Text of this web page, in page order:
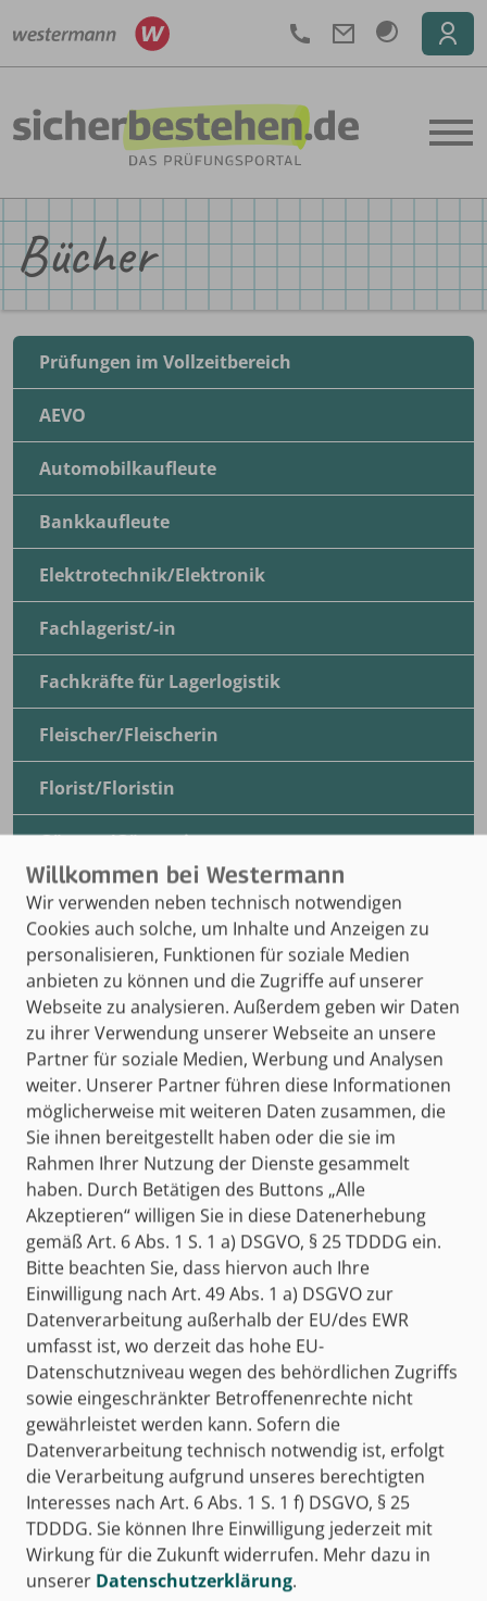
Telefon
Bücher
Prüfungen im Vollzeitbereich
AEVO
Automobilkaufleute
Bankkaufleute
Elektrotechnik/Elektronik
Fachlagerist/-in
Fachkräfte für Lagerlogistik
Fleischer/Fleischerin
Florist/Floristin
Gärtner/Gärtnerin
Groß- und Außenhandelsmanagement
Industriekaufmann/-frau
Industrielle Elektroberufe
Industriemechaniker/-in
Kaufleute für Büromanagement
Kaufleute im E-Commerce
Kaufleute im Einzelhandel
KFZ/Fahrzeugtechnik
Konstruktiosmechaniker/-in
Maler/-in und Lackierer/-in
Medizinische/-r Fachangestellte/-r
Metallbauer/Metallbauerin
Rechtsanwaltsfachangestellte
Rechtsanwalts- und Notarfachangestellte
Wir verwenden neben technisch notwendigen
Cookies auch solche, um Inhalte und Anzeigen zu
personalisieren, Funktionen für soziale Medien
anbieten zu können und die Zugriffe auf unserer
Webseite zu analysieren. Außerdem geben wir Daten
zu ihrer Verwendung unserer Webseite an unsere
Partner für soziale Medien, Werbung und Analysen
weiter. Unserer Partner führen diese Informationen
möglicherweise mit weiteren Daten zusammen, die
Sie ihnen bereitgestellt haben oder die sie im
Rahmen Ihrer Nutzung der Dienste gesammelt
haben. Durch Betätigen des Buttons „Alle
Akzeptieren“ willigen Sie in diese Datenerhebung
gemäß Art. 6 Abs. 1 S. 1 a) DSGVO, § 25 TDDDG ein.
Bitte beachten Sie, dass hiervon auch Ihre
Einwilligung nach Art. 49 Abs. 1 a) DSGVO zur
Datenverarbeitung außerhalb der EU/des EWR
umfasst ist, wo derzeit das hohe EU-
Datenschutzniveau wegen des behördlichen Zugriffs
sowie eingeschränkter Betroffenenrechte nicht
gewährleistet werden kann. Sofern die
Datenverarbeitung technisch notwendig ist, erfolgt
die Verarbeitung aufgrund unseres berechtigten
Interesses nach Art. 6 Abs. 1 S. 1 f) DSGVO, § 25
TDDDG. Sie können Ihre Einwilligung jederzeit mit
Wirkung für die Zukunft widerrufen. Mehr dazu in
unserer Datenschutzerklärung.